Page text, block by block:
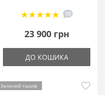
10
23 900 грн
ДО КОШИКА
Зелений тариф